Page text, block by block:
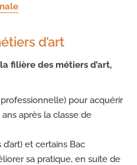
d’art
filière des métiers d’art,
pour acquérir
après la classe de
et certains Bac
sa pratique, en suite de